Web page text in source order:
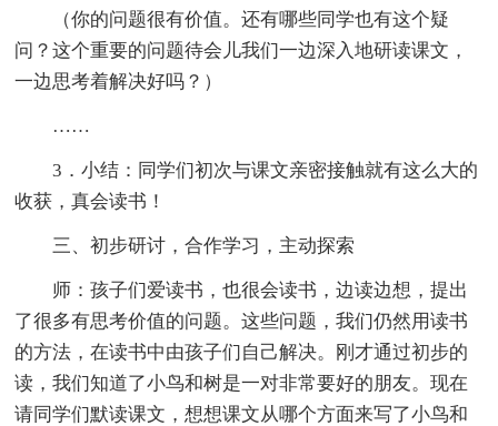
（你的问题很有价值。还有哪些同学也有这个疑
问？这个重要的问题待会儿我们一边深入地研读课文，
一边思考着解决好吗？）
……
3．小结：同学们初次与课文亲密接触就有这么大的
收获，真会读书！
三、初步研讨，合作学习，主动探索
师：孩子们爱读书，也很会读书，边读边想，提出
了很多有思考价值的问题。这些问题，我们仍然用读书
的方法，在读书中由孩子们自己解决。刚才通过初步的
读，我们知道了小鸟和树是一对非常要好的朋友。现在
请同学们默读课文，想想课文从哪个方面来写了小鸟和